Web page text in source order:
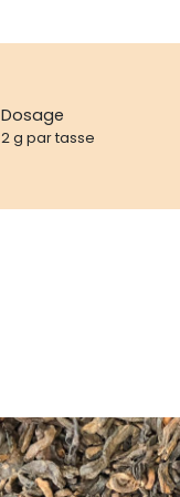
Dosage
2 g par tasse